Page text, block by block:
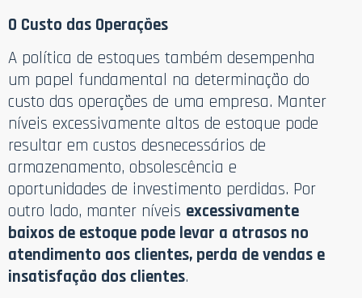
O Custo das Operações
A política de estoques também desempenha
um papel fundamental na determinação do
custo das operações de uma empresa. Manter
níveis excessivamente altos de estoque pode
resultar em custos desnecessários de
armazenamento, obsolescência e
oportunidades de investimento perdidas. Por
outro lado, manter níveis excessivamente
baixos de estoque pode levar a atrasos no
atendimento aos clientes, perda de vendas e
insatisfação dos clientes.